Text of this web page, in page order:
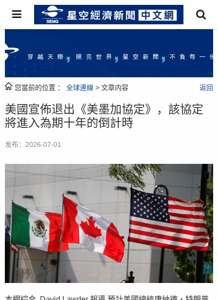
您當前的位置 ： 全球連線 > 文章内容 返回
美國宣佈退出《美墨加協定》，該協定
將進入為期十年的倒計時
发布：2026-07-01